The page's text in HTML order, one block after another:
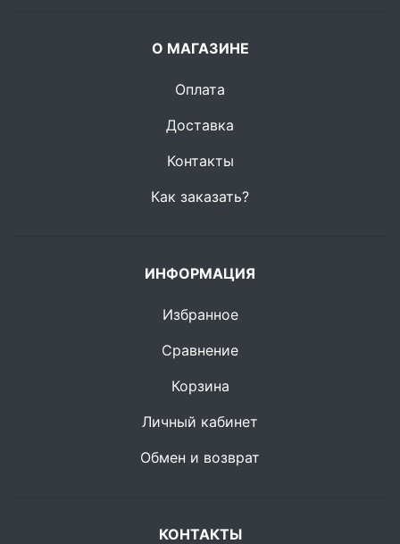
О МАГАЗИНЕ
Оплата
Доставка
Контакты
Как заказать?
ИНФОРМАЦИЯ
Избранное
Сравнение
Корзина
Личный кабинет
Обмен и возврат
КОНТАКТЫ